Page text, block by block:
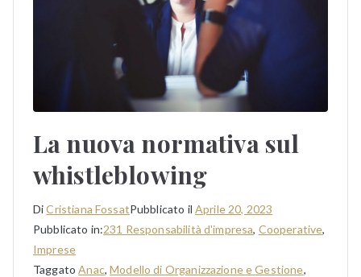
La nuova normativa sul
whistleblowing
DiCristiana FossatPubblicato il Aprile 20, 2023
Pubblicato in:231 Responsabilità d'impresa, Cooperative,
Imprese
TaggatoAnac,Modello di Organizzazione e Gestione,